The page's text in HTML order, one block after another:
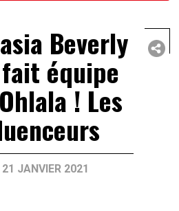
Beverly
équipe
! Les
21 JANVIER 2021